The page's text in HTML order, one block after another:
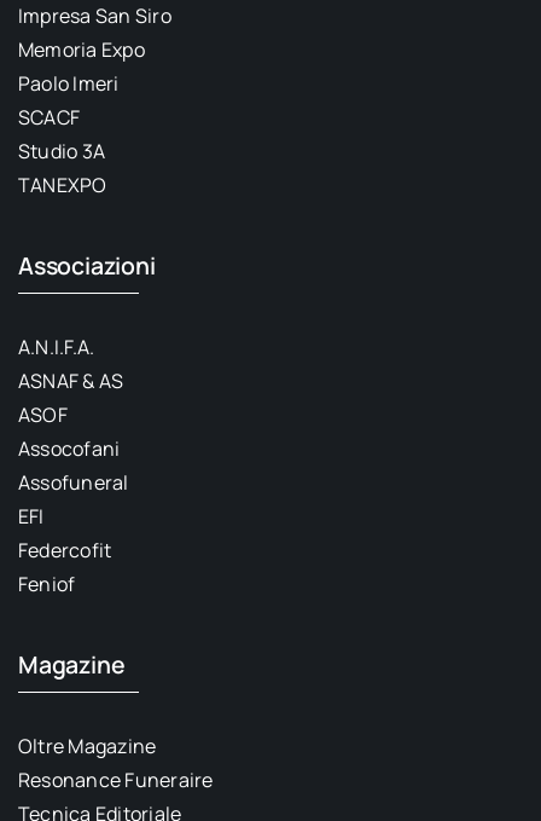
Impresa San Siro
Memoria Expo
Paolo Imeri
SCACF
Studio 3A
TANEXPO
Associazioni
A.N.I.F.A.
ASNAF & AS
ASOF
Assocofani
Assofuneral
EFI
Federcofit
Feniof
Magazine
Oltre Magazine
Resonance Funeraire
Tecnica Editoriale